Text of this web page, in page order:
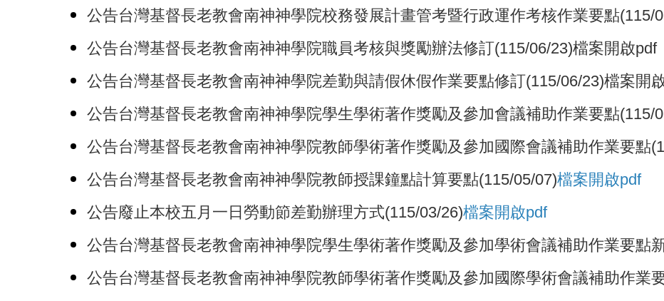
公告台灣基督長老教會南神神學院校務發展計畫管考暨行政運作考核作業要點(115/
公告台灣基督長老教會南神神學院職員考核與獎勵辦法修訂(115/06/23)檔案開啟pdf
公告台灣基督長老教會南神神學院差勤與請假休假作業要點修訂(115/06/23)檔案開
公告台灣基督長老教會南神神學院學生學術著作獎勵及參加會議補助作業要點(115/
公告台灣基督長老教會南神神學院教師學術著作獎勵及參加國際會議補助作業要點
公告台灣基督長老教會南神神學院教師授課鐘點計算要點(115/05/07)檔案開啟pdf
公告廢止本校五月一日勞動節差勤辦理方式(115/03/26)檔案開啟pdf
公告台灣基督長老教會南神神學院學生學術著作獎勵及參加學術會議補助作業要點
公告台灣基督長老教會南神神學院教師學術著作獎勵及參加國際學術會議補助作業